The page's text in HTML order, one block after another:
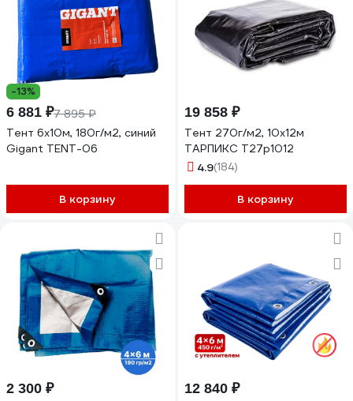
-13%
6 881 ₽7 895 ₽
Тент 6х10м, 180г/м2, синий
Gigant TENT-06
В корзину
19 858 ₽
Тент 270г/м2, 10х12м
ТАРПИКС Т27р1012
4.9(184)
В корзину
2 300 ₽ 12 840 ₽